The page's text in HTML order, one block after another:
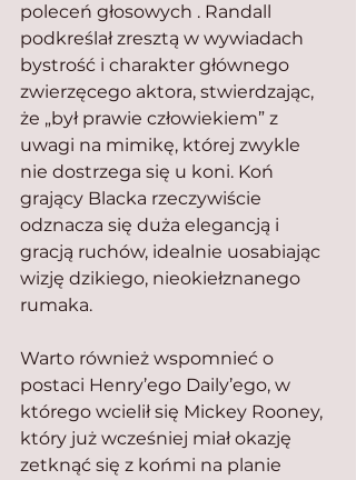
poleceń głosowych . Randall
podkreślał zresztą w wywiadach
bystrość i charakter głównego
zwierzęcego aktora, stwierdzając,
że „był prawie człowiekiem” z
uwagi na mimikę, której zwykle
nie dostrzega się u koni. Koń
grający Blacka rzeczywiście
odznacza się duża elegancją i
gracją ruchów, idealnie uosabiając
wizję dzikiego, nieokiełznanego
rumaka.
Warto również wspomnieć o
postaci Henry’ego Daily’ego, w
którego wcielił się Mickey Rooney,
który już wcześniej miał okazję
zetknąć się z końmi na planie